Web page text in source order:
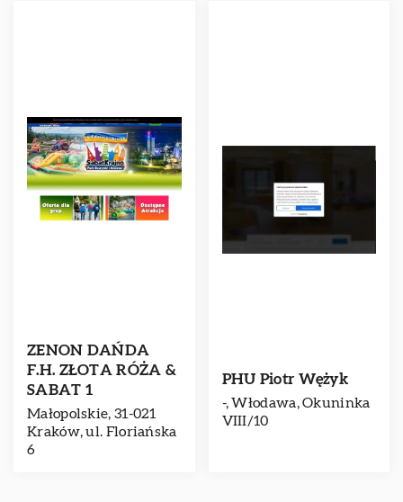
ZENON DAŃDA
F.H. ZŁOTA RÓŻA &
SABAT 1
Małopolskie, 31-021
Kraków, ul. Floriańska
6
PHU Piotr Wężyk
-, Włodawa, Okuninka
VIII/10